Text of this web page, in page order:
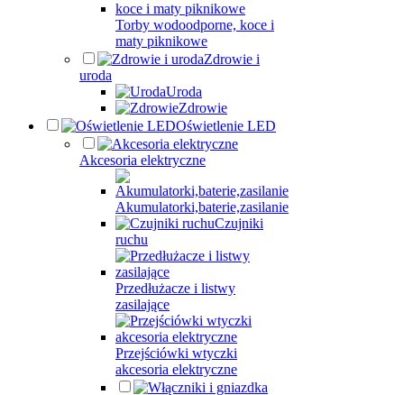
Torby wodoodporne, koce i
maty piknikowe
Zdrowie i
uroda
Uroda
Zdrowie
Oświetlenie LED
Akcesoria elektryczne
Akumulatorki,baterie,zasilanie
Czujniki
ruchu
Przedłużacze i listwy
zasilające
Przejściówki wtyczki
akcesoria elektryczne